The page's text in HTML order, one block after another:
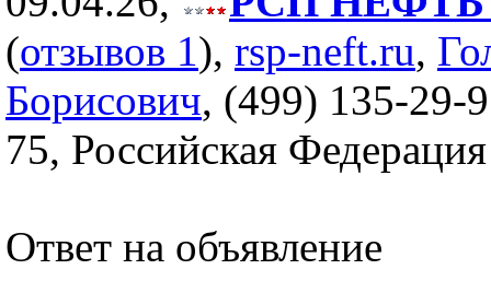
(отзывов 1), rsp-neft.ru,
Борисович, (499) 135-29-
75, Российская Федерация
Ответ на объявление